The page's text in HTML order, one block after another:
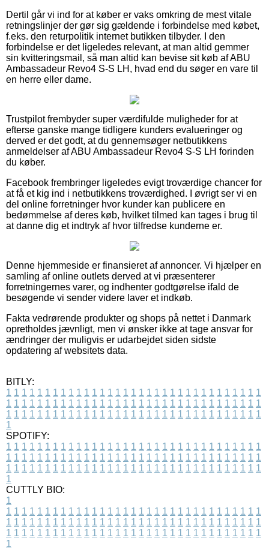
Dertil går vi ind for at køber er vaks omkring de mest vitale
retningslinjer der gør sig gældende i forbindelse med købet,
f.eks. den returpolitik internet butikken tilbyder. I den
forbindelse er det ligeledes relevant, at man altid gemmer
sin kvitteringsmail, så man altid kan bevise sit køb af ABU
Ambassadeur Revo4 S-S LH, hvad end du søger en vare til
en herre eller dame.
Trustpilot frembyder super værdifulde muligheder for at
efterse ganske mange tidligere kunders evalueringer og
derved er det godt, at du gennemsøger netbutikkens
anmeldelser af ABU Ambassadeur Revo4 S-S LH forinden
du køber.
Facebook frembringer ligeledes evigt troværdige chancer for
at få et kig ind i netbutikkens troværdighed. I øvrigt ser vi en
del online forretninger hvor kunder kan publicere en
bedømmelse af deres køb, hvilket tilmed kan tages i brug til
at danne dig et indtryk af hvor tilfredse kunderne er.
Denne hjemmeside er finansieret af annoncer. Vi hjælper en
samling af online outlets derved at vi præsenterer
forretningernes varer, og indhenter godtgørelse ifald de
besøgende vi sender videre laver et indkøb.
Fakta vedrørende produkter og shops på nettet i Danmark
opretholdes jævnligt, men vi ønsker ikke at tage ansvar for
ændringer der muligvis er udarbejdet siden sidste
opdatering af websitets data.
BITLY:
1 1 1 1 1 1 1 1 1 1 1 1 1 1 1 1 1 1 1 1 1 1 1 1 1 1 1 1 1 1 1 1 1
1 1 1 1 1 1 1 1 1 1 1 1 1 1 1 1 1 1 1 1 1 1 1 1 1 1 1 1 1 1 1 1 1
1 1 1 1 1 1 1 1 1 1 1 1 1 1 1 1 1 1 1 1 1 1 1 1 1 1 1 1 1 1 1 1 1
1
SPOTIFY:
1 1 1 1 1 1 1 1 1 1 1 1 1 1 1 1 1 1 1 1 1 1 1 1 1 1 1 1 1 1 1 1 1
1 1 1 1 1 1 1 1 1 1 1 1 1 1 1 1 1 1 1 1 1 1 1 1 1 1 1 1 1 1 1 1 1
1 1 1 1 1 1 1 1 1 1 1 1 1 1 1 1 1 1 1 1 1 1 1 1 1 1 1 1 1 1 1 1 1
1
CUTTLY BIO:
1
1 1 1 1 1 1 1 1 1 1 1 1 1 1 1 1 1 1 1 1 1 1 1 1 1 1 1 1 1 1 1 1 1
1 1 1 1 1 1 1 1 1 1 1 1 1 1 1 1 1 1 1 1 1 1 1 1 1 1 1 1 1 1 1 1 1
1 1 1 1 1 1 1 1 1 1 1 1 1 1 1 1 1 1 1 1 1 1 1 1 1 1 1 1 1 1 1 1 1
1